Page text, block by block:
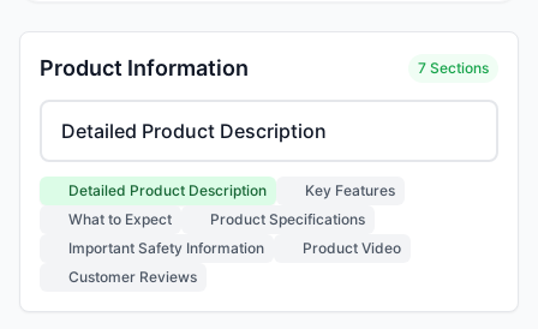
Product Information 7 Sections
Select product information section
Detailed Product Description
Key Features
What to Expect
Product Specifications
Important Safety Information
Product Video
Customer Reviews